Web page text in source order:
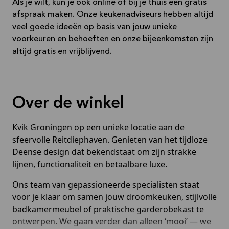
Als je wilt, kun je ook online of bij je thuis een gratis
afspraak maken. Onze keukenadviseurs hebben altijd
veel goede ideeën op basis van jouw unieke
voorkeuren en behoeften en onze bijeenkomsten zijn
altijd gratis en vrijblijvend.
Over de winkel
Kvik Groningen op een unieke locatie aan de
sfeervolle Reitdiephaven. Genieten van het tijdloze
Deense design dat bekendstaat om zijn strakke
lijnen, functionaliteit en betaalbare luxe.
Ons team van gepassioneerde specialisten staat
voor je klaar om samen jouw droomkeuken, stijlvolle
badkamermeubel of praktische garderobekast te
ontwerpen. We gaan verder dan alleen ‘mooi’ — we